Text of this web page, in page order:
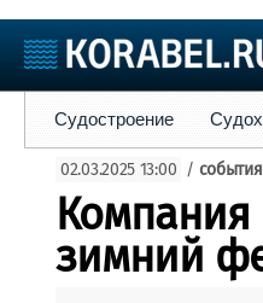
Судостроение
Пульс
Новости
Репутация
Судостроение
02.03.2025 13:00 / события
зимний